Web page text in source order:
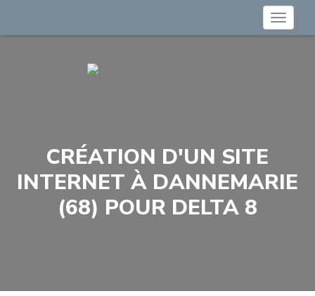
Toggle
CRÉATION D'UN SITE
INTERNET À DANNEMARIE
(68) POUR DELTA 8